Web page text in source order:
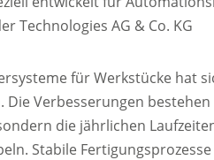
Technologies AG & Co. KG
für Werkstücke hat
Die Verbesserungen
die jährlichen
Stabile